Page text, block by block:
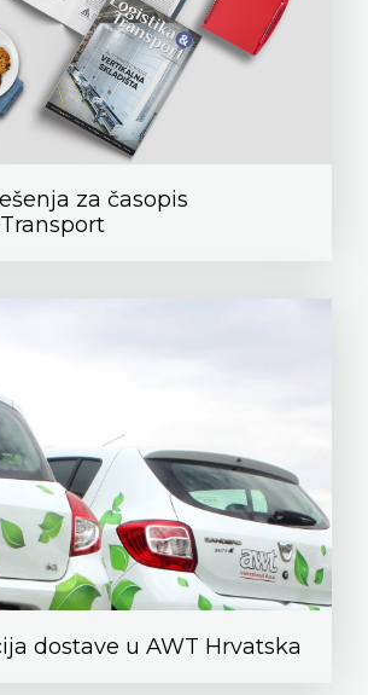
za časopis
dostave u AWT Hrvatska